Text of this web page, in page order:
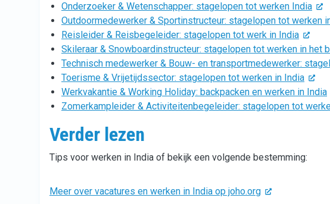
Onderzoeker & Wetenschapper: stagelopen tot werken India
Outdoormedewerker & Sportinstructeur: stagelopen tot werken
Reisleider & Reisbegeleider: stagelopen tot werk in India
Skileraar & Snowboardinstructeur: stagelopen tot werken in het
Technisch medewerker & Bouw- en transportmedewerker:
Toerisme & Vrijetijdssector: stagelopen tot werken in India
Werkvakantie & Working Holiday: backpacken en werken in India
Zomerkampleider & Activiteitenbegeleider: stagelopen tot
Verder lezen
Tips voor werken in India of bekijk een volgende bestemming:
Meer over vacatures en werken in India op joho.org